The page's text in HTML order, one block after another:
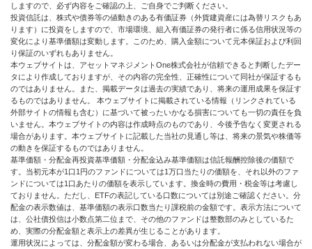
しますので、必ず内容をご確認の上、ご自身でご判断ください。
投資信託は、株式や債券等の値動きのある有価証券（外貨建資産には為替リスクもあ
ります）に投資をしますので、市場環境、組入有価証券の発行者に係る信用状況等の
変化により基準価額は変動します。このため、購入金額について元本保証および利回
り保証のいずれもありません。
本ウェブサイトは、アセットマネジメントOne株式会社が信頼できると判断したデー
タにより作成しておりますが、その内容の完全性、正確性について同社が保証するも
のではありません。また、掲載データは過去の実績であり、将来の運用成果を保証す
るものではありません。 本ウェブサイトに掲載されている情報（リンクされている
外部サイトの情報も含む）に基づいて被ったいかなる損害についても一切の責任を負
いません。本ウェブサイトの内容は作成時点のものであり、今後予告なく変更される
場合があります。本ウェブサイトに記載した当社の見通し等は、将来の景気や株価等
の動きを保証するものではありません。
基準価額・分配金再投資基準価額・分配金込み基準価額は信託報酬控除後の価額で
す。当初元本が1口1円のファンドについては1万口当たりの価額を、それ以外のファ
ンドについては1口あたりの価額を表示しています。換金時の費用・税金等は考慮し
ておりません。ただし、ETFの表記している口数については別途ご確認ください。分
配金の表示数値は、基準価額の表示口数当たり課税前の金額です。表示方法について
は、公社債投信は小数点第二位まで、その他のファンドは整数部のみとしているた
め、実際の分配金額と表示上の差異が生じることがあります。
運用状況によっては、分配金額が変わる場合、あるいは分配金が支払われない場合が